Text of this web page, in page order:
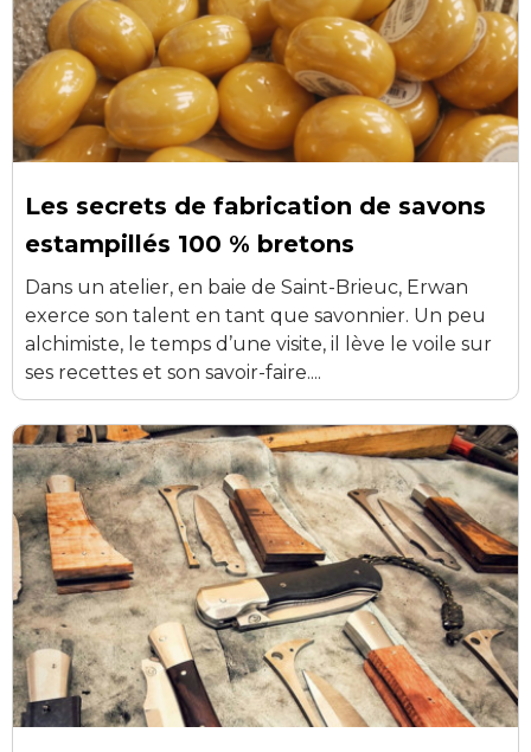
Les secrets de fabrication de savons
estampillés 100 % bretons
Dans un atelier, en baie de Saint-Brieuc, Erwan
exerce son talent en tant que savonnier. Un peu
alchimiste, le temps d’une visite, il lève le voile sur
ses recettes et son savoir-faire....